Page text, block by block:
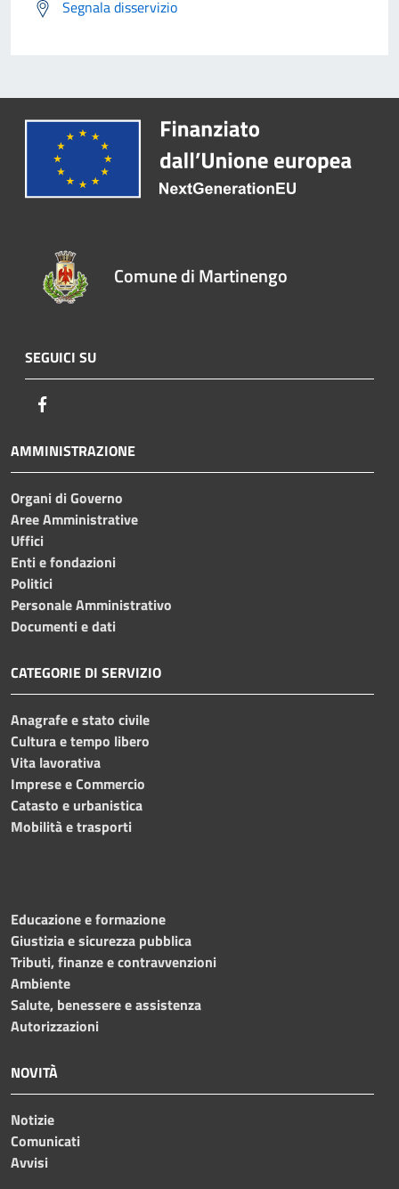
Segnala disservizio
Comune di Martinengo
SEGUICI SU
AMMINISTRAZIONE
Organi di Governo
Aree Amministrative
Uffici
Enti e fondazioni
Politici
Personale Amministrativo
Documenti e dati
CATEGORIE DI SERVIZIO
Anagrafe e stato civile
Cultura e tempo libero
Vita lavorativa
Imprese e Commercio
Catasto e urbanistica
Mobilità e trasporti
Educazione e formazione
Giustizia e sicurezza pubblica
Tributi, finanze e contravvenzioni
Ambiente
Salute, benessere e assistenza
Autorizzazioni
NOVITÀ
Notizie
Comunicati
Avvisi